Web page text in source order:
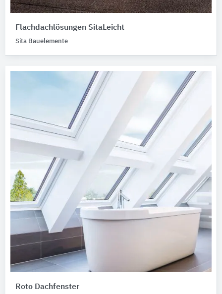
Flachdachlösungen SitaLeicht
Sita Bauelemente
Roto Dachfenster